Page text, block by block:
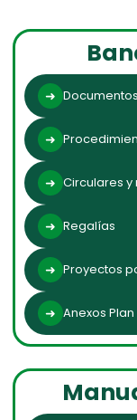
Circulares
Regalías
Proyectos
Anexos